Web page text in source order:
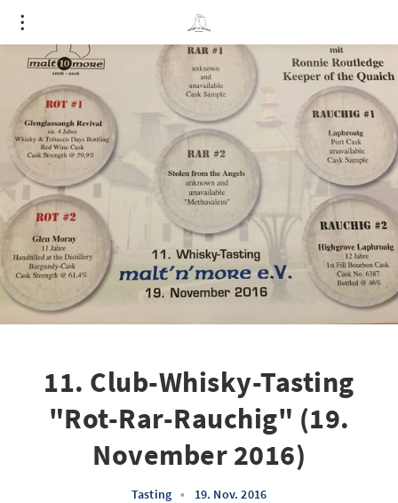
11. Club-Whisky-Tasting
"Rot-Rar-Rauchig" (19.
November 2016)
Tasting • 19. Nov. 2016